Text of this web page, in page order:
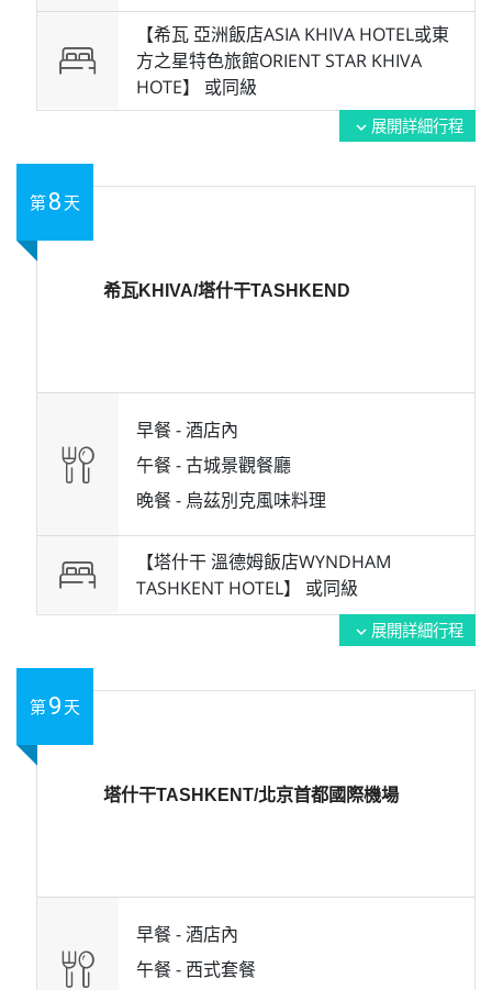
【希瓦 亞洲飯店ASIA KHIVA HOTEL或東
方之星特色旅館ORIENT STAR KHIVA
HOTE】 或同級
expand_more 展開詳細行程
第8 天
希瓦KHIVA/塔什干TASHKEND
早餐 -酒店內
午餐 -古城景觀餐廳
晚餐 - 烏茲別克風味料理
【塔什干 溫德姆飯店WYNDHAM
TASHKENT HOTEL】 或同級
expand_more 展開詳細行程
第9 天
塔什干TASHKENT/北京首都國際機場
早餐 -酒店內
午餐 - 西式套餐